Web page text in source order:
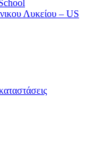
Λυκείου – US